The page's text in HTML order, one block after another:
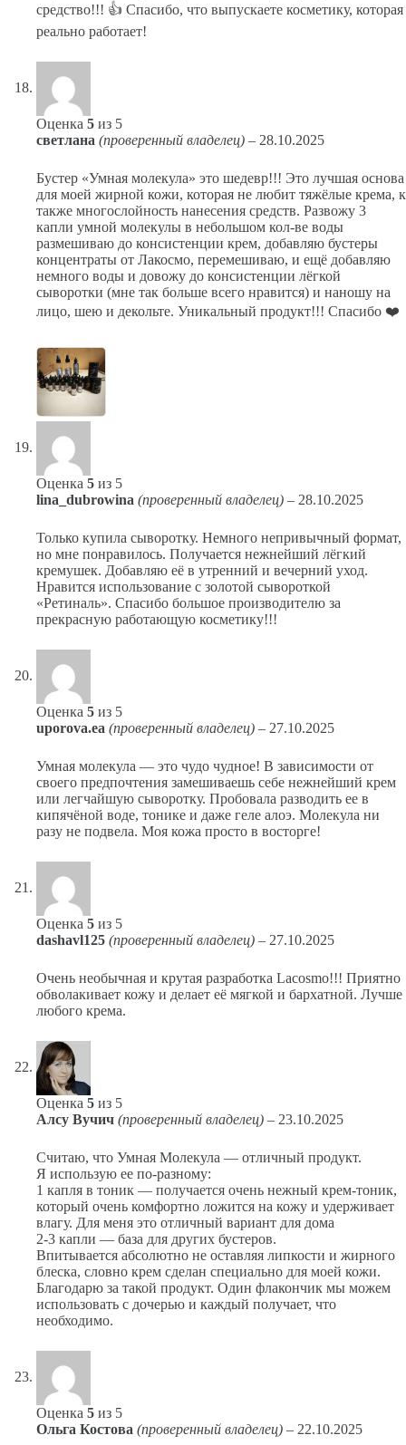
средство!!! 👍 Спасибо, что выпускаете косметику, которая
реально работает!
Оценка 5 из 5
светлана (проверенный владелец) – 28.10.2025
Бустер «Умная молекула» это шедевр!!! Это лучшая основа
для моей жирной кожи, которая не любит тяжёлые крема, к
также многослойность нанесения средств. Развожу 3
капли умной молекулы в небольшом кол-ве воды
размешиваю до консистенции крем, добавляю бустеры
концентраты от Лакосмо, перемешиваю, и ещё добавляю
немного воды и довожу до консистенции лёгкой
сыворотки (мне так больше всего нравится) и наношу на
лицо, шею и декольте. Уникальный продукт!!! Спасибо ❤️
Оценка 5 из 5
lina_dubrowina (проверенный владелец) – 28.10.2025
Только купила сыворотку. Немного непривычный формат,
но мне понравилось. Получается нежнейший лёгкий
кремушек. Добавляю её в утренний и вечерний уход.
Нравится использование с золотой сывороткой
«Ретиналь». Спасибо большое производителю за
прекрасную работающую косметику!!!
Оценка 5 из 5
uporova.ea (проверенный владелец) – 27.10.2025
Умная молекула — это чудо чудное! В зависимости от
своего предпочтения замешиваешь себе нежнейший крем
или легчайшую сыворотку. Пробовала разводить ее в
кипячёной воде, тонике и даже геле алоэ. Молекула ни
разу не подвела. Моя кожа просто в восторге!
Оценка 5 из 5
dashavl125 (проверенный владелец) – 27.10.2025
Очень необычная и крутая разработка Lacosmo!!! Приятно
обволакивает кожу и делает её мягкой и бархатной. Лучше
любого крема.
Оценка 5 из 5
Алсу Вучич (проверенный владелец) – 23.10.2025
Считаю, что Умная Молекула — отличный продукт.
Я использую ее по-разному:
1 капля в тоник — получается очень нежный крем-тоник,
который очень комфортно ложится на кожу и удерживает
влагу. Для меня это отличный вариант для дома
2-3 капли — база для других бустеров.
Впитывается абсолютно не оставляя липкости и жирного
блеска, словно крем сделан специально для моей кожи.
Благодарю за такой продукт. Один флакончик мы можем
использовать с дочерью и каждый получает, что
необходимо.
Оценка 5 из 5
Ольга Костова (проверенный владелец) – 22.10.2025